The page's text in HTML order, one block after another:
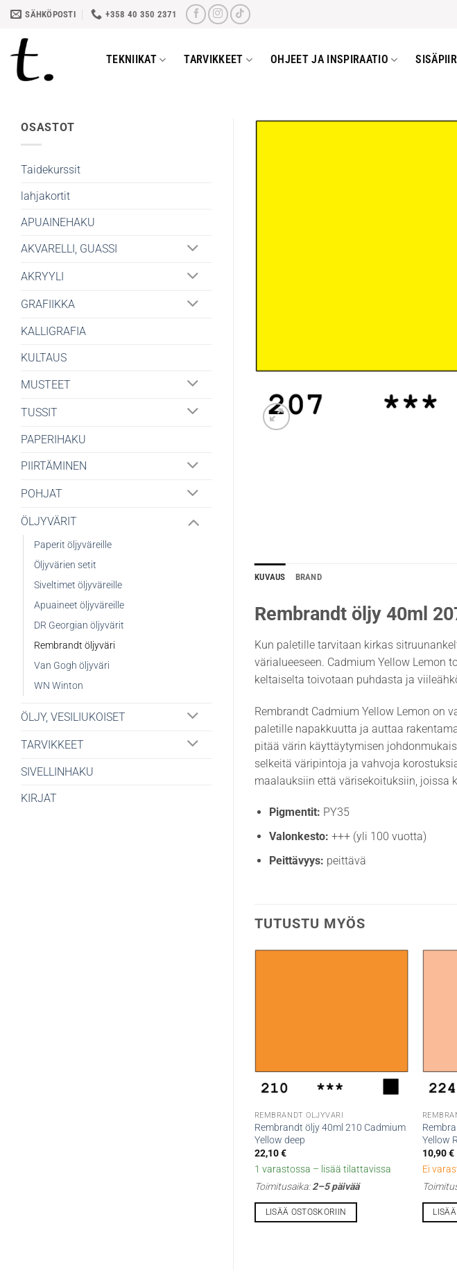
Skip
content
SÄHKÖPOSTI +358 40 350 2371
TEKNIIKAT TARVIKKEET OHJEET JA INSPIRAATIO
OSASTOT
Taidekurssit
lahjakortit
APUAINEHAKU
AKVARELLI, GUASSI
AKRYYLI
GRAFIIKKA
KALLIGRAFIA
KULTAUS
MUSTEET
TUSSIT
PAPERIHAKU
PIIRTÄMINEN
POHJAT
ÖLJYVÄRIT
Paperit öljyväreille
Öljyvärien setit
Siveltimet öljyväreille
Apuaineet öljyväreille
DR Georgian öljyvärit
Rembrandt öljyväri
Van Gogh öljyväri
WN Winton
ÖLJY, VESILIUKOISET
TARVIKKEET
SIVELLINHAKU
KIRJAT
KUVAUS BRAND
Rembrandt öljy 40ml
Kun paletille tarvitaan kirkas
värialueeseen. Cadmium Yellow Lemon
keltaiselta toivotaan puhdasta ja
Rembrandt Cadmium Yellow Lemon on
paletille napakkuutta ja auttaa
pitää värin käyttäytymisen
selkeitä väripintoja ja vahvoja
maalauksiin että värisekoituksiin, joissa
Pigmentit: PY35
Valonkesto: +++ (yli 100 vuotta)
Peittävyys: peittävä
TUTUSTU MYÖS
REMBRANDT ÖLJYVÄRI
Rembrandt öljy 40ml 210 Cadmium
Yellow deep
22,10€
1 varastossa – lisää tilattavissa
Toimitusaika:2–5 päivää
LISÄÄ OSTOSKORIIN
Yellow
10,90€
Ei